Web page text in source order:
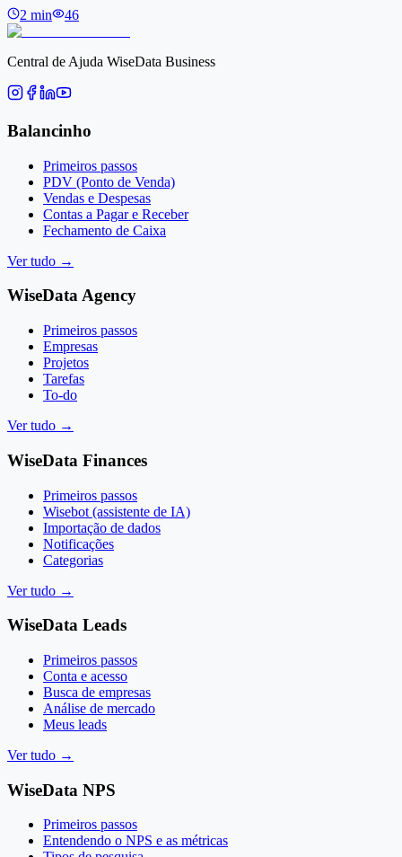
2 min 46
Central de Ajuda WiseData Business
Balancinho
Primeiros passos
PDV (Ponto de Venda)
Vendas e Despesas
Contas a Pagar e Receber
Fechamento de Caixa
Ver tudo →
WiseData Agency
Primeiros passos
Empresas
Projetos
Tarefas
To-do
Ver tudo →
WiseData Finances
Primeiros passos
Wisebot (assistente de IA)
Importação de dados
Notificações
Categorias
Ver tudo →
WiseData Leads
Primeiros passos
Conta e acesso
Busca de empresas
Análise de mercado
Meus leads
Ver tudo →
WiseData NPS
Primeiros passos
Entendendo o NPS e as métricas